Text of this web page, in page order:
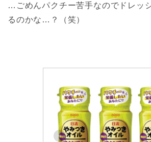
…ごめんパクチー苦手なのでドレッ
るのかな…？（笑）